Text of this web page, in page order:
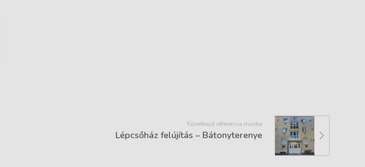
Következő referencia munka
Lépcsőház felújítás – Bátonyterenye